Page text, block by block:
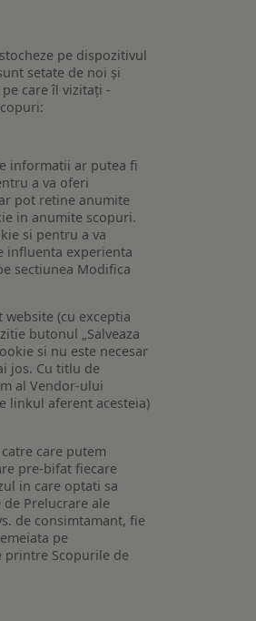
pe dispozitivul
setate de noi și
care îl vizitați -
informatii ar putea fi
a va oferi
pot retine anumite
in anumite scopuri.
si pentru a va
influenta experienta
sectiunea Modifica
(cu exceptia
butonul „Salveaza
si nu este necesar
jos. Cu titlu de
al Vendor-ului
linkul aferent acesteia)
care putem
pre-bifat fiecare
in care optati sa
Prelucrare ale
de consimtamant, fie
pe
printre Scopurile de